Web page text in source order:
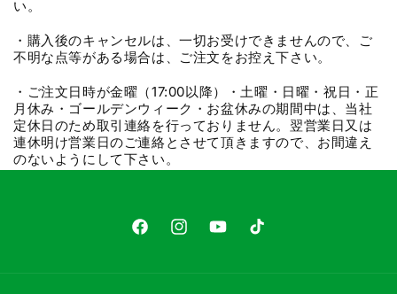
い。
・購入後のキャンセルは、一切お受けできませんので、ご
不明な点等がある場合は、ご注文をお控え下さい。
・ご注文日時が金曜（17:00以降）・土曜・日曜・祝日・正
月休み・ゴールデンウィーク・お盆休みの期間中は、当社
定休日のため取引連絡を行っておりません。翌営業日又は
連休明け営業日のご連絡とさせて頂きますので、お間違え
のないようにして下さい。
FacebookInstagramYouTubeTikTok